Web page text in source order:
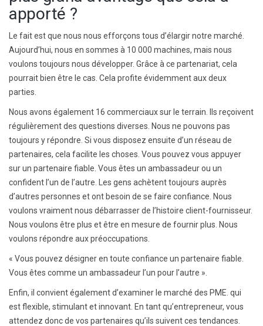
apporté ?
Le fait est que nous nous efforçons tous d’élargir notre marché.
Aujourd’hui, nous en sommes à 10 000 machines, mais nous
voulons toujours nous développer. Grâce à ce partenariat, cela
pourrait bien être le cas. Cela profite évidemment aux deux
parties.
Nous avons également 16 commerciaux sur le terrain. Ils reçoivent
régulièrement des questions diverses. Nous ne pouvons pas
toujours y répondre. Si vous disposez ensuite d’un réseau de
partenaires, cela facilite les choses. Vous pouvez vous appuyer
sur un partenaire fiable. Vous êtes un ambassadeur ou un
confident l’un de l’autre. Les gens achètent toujours auprès
d’autres personnes et ont besoin de se faire confiance. Nous
voulons vraiment nous débarrasser de l’histoire client-fournisseur.
Nous voulons être plus et être en mesure de fournir plus. Nous
voulons répondre aux préoccupations.
« Vous pouvez désigner en toute confiance un partenaire fiable.
Vous êtes comme un ambassadeur l’un pour l’autre ».
Enfin, il convient également d’examiner le marché des PME. qui
est flexible, stimulant et innovant. En tant qu’entrepreneur, vous
attendez donc de vos partenaires qu’ils suivent ces tendances.